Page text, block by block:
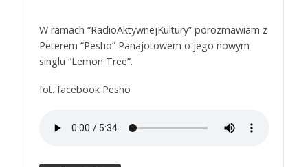
W ramach “RadioAktywnejKultury” porozmawiam z
Peterem “Pesho” Panajotowem o jego nowym
singlu “Lemon Tree”.
fot. facebook Pesho